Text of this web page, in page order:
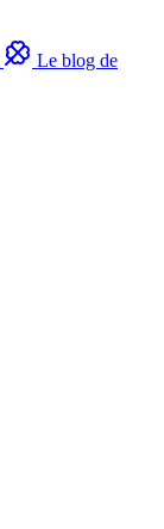
Le blog de